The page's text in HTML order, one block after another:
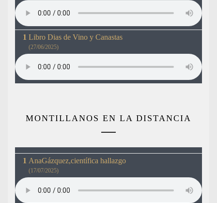
Libro Dias de Vino y Canastas
(27/06/2025)
MONTILLANOS EN LA DISTANCIA
AnaGázquez,científica hallazgo
(17/07/2025)